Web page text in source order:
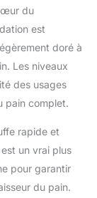
de
pain
à
frais
4
pain
votre
du
est
doré à
Les niveaux
des usages
pain complet.
rapide et
un vrai plus
pour garantir
du pain.